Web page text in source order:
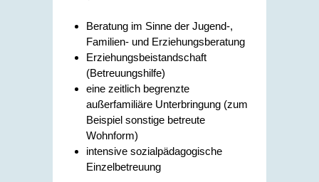
Beratung im Sinne der Jugend-,
Familien- und Erziehungsberatung
Erziehungsbeistandschaft
(Betreuungshilfe)
eine zeitlich begrenzte
außerfamiliäre Unterbringung (zum
Beispiel sonstige betreute
Wohnform)
intensive sozialpädagogische
Einzelbetreuung